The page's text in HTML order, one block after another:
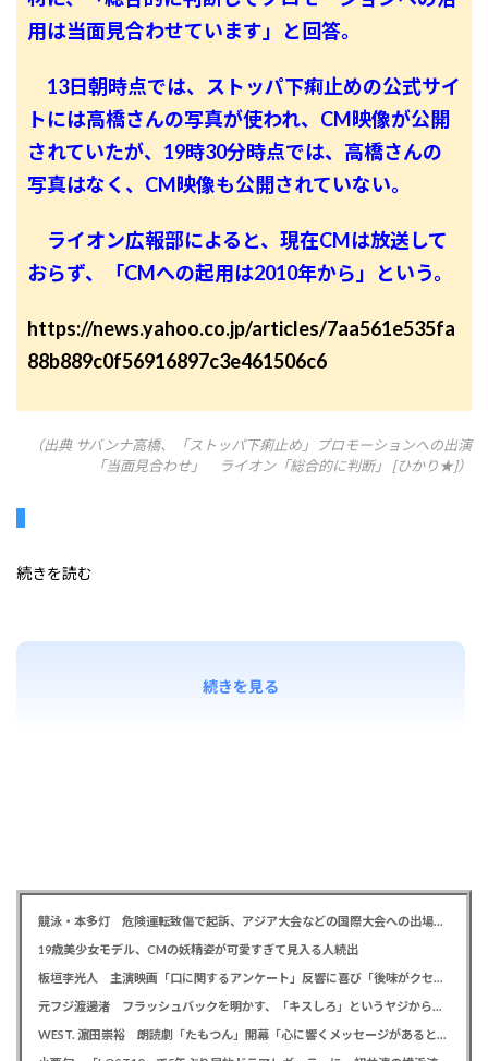
用は当面見合わせています」と回答。
13日朝時点では、ストッパ下痢止めの公式サイ
トには高橋さんの写真が使われ、CM映像が公開
されていたが、19時30分時点では、高橋さんの
写真はなく、CM映像も公開されていない。
ライオン広報部によると、現在CMは放送して
おらず、「CMへの起用は2010年から」という。
https://news.yahoo.co.jp/articles/7aa561e535fa
88b889c0f56916897c3e461506c6
（出典 サバンナ高橋、「ストッパ下痢止め」プロモーションへの出演
「当面見合わせ」 ライオン「総合的に判断」 [ひかり★]）
続きを読む
続きを見る
競泳・本多灯 危険運転致傷で起訴、アジア大会などの国際大会への出場を辞退
19歳美少女モデル、CMの妖精姿が可愛すぎて見入る人続出
板垣李光人 主演映画「口に関するアンケート」反響に喜び「後味がクセになる、と」
元フジ渡邊渚 フラッシュバックを明かす、「キスしろ」というヤジからパニックに… 「1人の人間の人生に、当たり前の生活を奪った人が全て悪い」
WEST. 濵田崇裕 朗読劇「たもつん」開幕「心に響くメッセージがあると感じています」